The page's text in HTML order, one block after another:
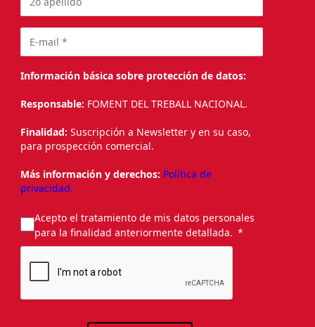
Información básica sobre protección de datos:
Responsable: FOMENT DEL TREBALL NACIONAL.
Finalidad: Suscripción a Newsletter y en su caso,
para prospección comercial.
Más información y derechos: Política de
privacidad.
Acepto el tratamiento de mis datos personales
para la finalidad anteriormente detallada.